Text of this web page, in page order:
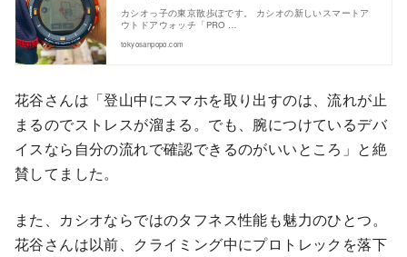
カシオっ子の東京散歩ぽです。 カシオの新しいスマートア
ウトドアウォッチ「PRO …
tokyosanpopo.com
花谷さんは「登山中にスマホを取り出すのは、流れが止
まるのでストレスが溜まる。でも、腕につけているデバ
イスなら自分の流れで確認できるのがいいところ」と絶
賛してました。
また、カシオならではのタフネス性能も魅力のひとつ。
花谷さんは以前、クライミング中にプロトレックを落下